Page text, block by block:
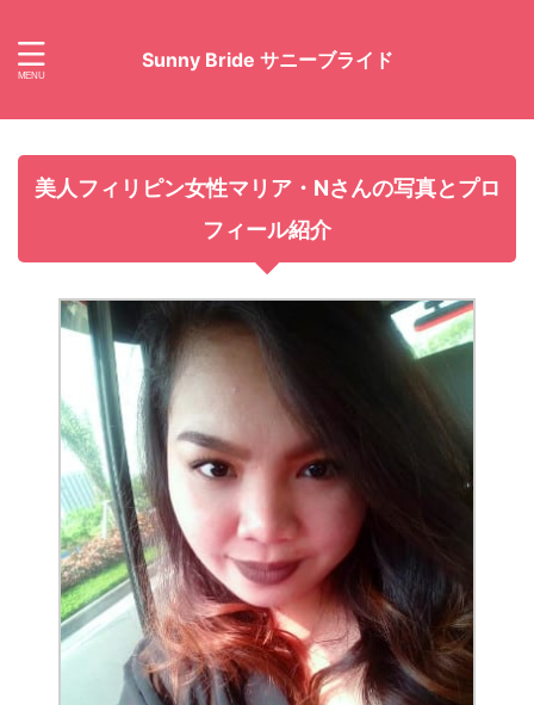
Sunny Bride サニーブライド
美人フィリピン女性マリア・Nさんの写真とプロ
フィール紹介